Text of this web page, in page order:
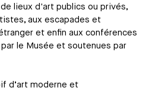
lieux d'art publics ou privés,
aux escapades et
et enfin aux conférences
le Musée et soutenues par
d’art moderne et